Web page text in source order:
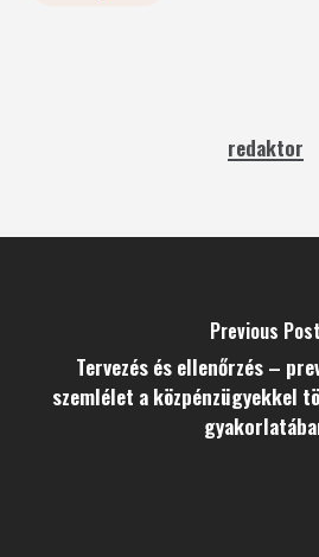
redaktor
Previous Post
Tervezés és ellenőrzés –
szemlélet a közpénzügyekkel